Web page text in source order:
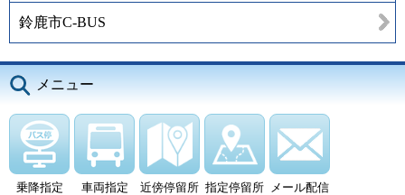
鈴鹿市C-BUS
メニュー
乗降指定 車両指定 近傍停留所 指定停留所 メール配信